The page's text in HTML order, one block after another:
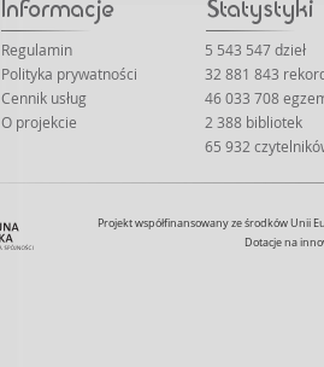
Regulamin
Polityka prywatności
Cennik usług
O projekcie
5 543 547 dzieł
32 881 843
46 033 708
2 388 bibliotek
65 932
Projekt współfinansowany ze środków Unii
Dotacje na